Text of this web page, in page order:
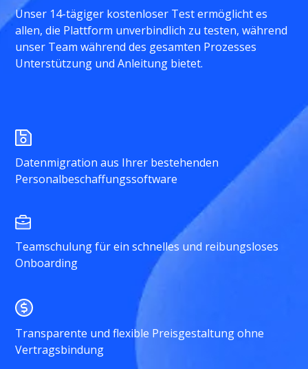
Unser 14-tägiger kostenloser Test ermöglicht es
allen, die Plattform unverbindlich zu testen, während
unser Team während des gesamten Prozesses
Unterstützung und Anleitung bietet.
Datenmigration aus Ihrer bestehenden
Personalbeschaffungssoftware
Teamschulung für ein schnelles und reibungsloses
Onboarding
Transparente und flexible Preisgestaltung ohne
Vertragsbindung